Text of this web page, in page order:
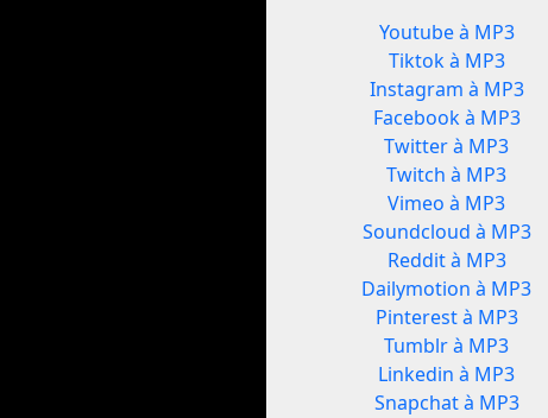
Youtube à MP3
Tiktok à MP3
Instagram à MP3
Facebook à MP3
Twitter à MP3
Twitch à MP3
Vimeo à MP3
Soundcloud à MP3
Reddit à MP3
Dailymotion à MP3
Pinterest à MP3
Tumblr à MP3
Linkedin à MP3
Snapchat à MP3